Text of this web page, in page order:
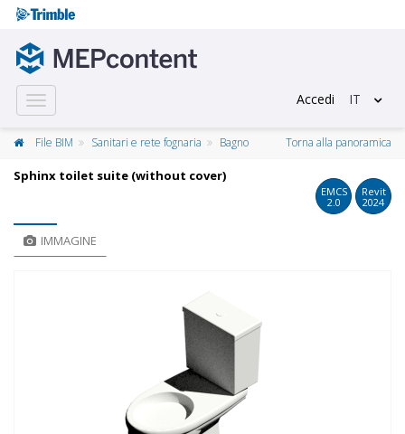
Toggle
navigation
Accedi IT
File BIM Sanitari e rete fognaria Bagno Torna alla panoramica
Sphinx toilet suite (without cover)
EMCS
2.0
Revit
2024
IMMAGINE